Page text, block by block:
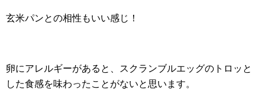
玄米パンとの相性もいい感じ！
卵にアレルギーがあると、スクランブルエッグのトロッと
した食感を味わったことがないと思います。